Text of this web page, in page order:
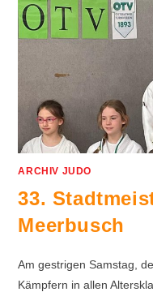
ARCHIV JUDO
33.
Meerbusch
Am gestrigen Samstag,
Kämpfern in allen